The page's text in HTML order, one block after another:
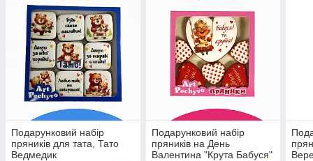
Подарунковий набір
пряників для тата, Тато
Ведмедик
Подарунковий набір
пряників на День
Валентина "Крута Бабуся"